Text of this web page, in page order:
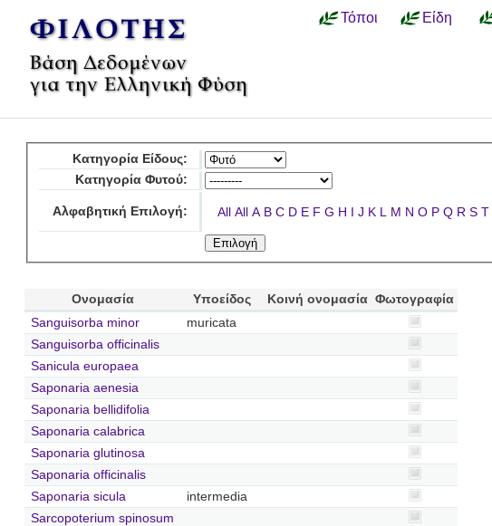
Τόποι Είδη
Κατηγορία Είδους:
Κατηγορία Φυτού:
Αλφαβητική Επιλογή: All All A B C D E F G H I J K L M N O P Q R S T
Ονομασία Υποείδος Κοινή ονομασία Φωτογραφία
Sanguisorba minor
muricata
Sanguisorba officinalis
Sanicula europaea
Saponaria aenesia
Saponaria bellidifolia
Saponaria calabrica
Saponaria glutinosa
Saponaria officinalis
Saponaria sicula
intermedia
Sarcopoterium spinosum